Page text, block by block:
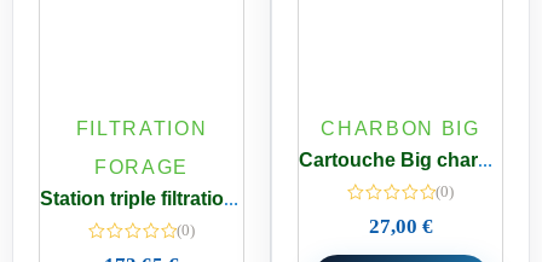
FILTRATION
FORAGE
Station triple filtration 9 3/4 pouces calcaire + charbon actif + sédiment avec bypass
(0)
CHARBON BIG
Cartouche Big charbon bloc 20 pouces Spéciale 0,5 micron Pfas
(0)
27,00 €